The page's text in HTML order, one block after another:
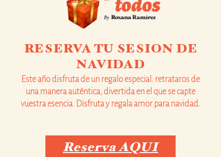
RESERVA TU SESION DE
NAVIDAD
Este año disfruta de un regalo especial. retrataros de
una manera auténtica, divertida en el que se capte
vuestra esencia. Disfruta y regala amor para navidad.
Reserva AQUI